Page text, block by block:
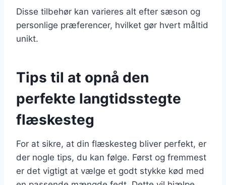
Disse tilbehør kan varieres alt efter sæson og
personlige præferencer, hvilket gør hvert måltid
unikt.
Tips til at opnå den
perfekte langtidsstegte
flæskesteg
For at sikre, at din flæskesteg bliver perfekt, er
der nogle tips, du kan følge. Først og fremmest
er det vigtigt at vælge et godt stykke kød med